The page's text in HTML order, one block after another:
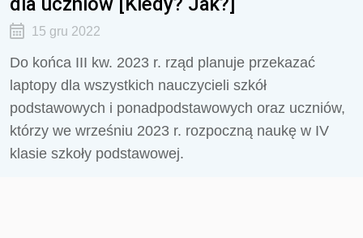
15 gru 2022
Do końca III kw. 2023 r. rząd planuje przekazać
laptopy dla wszystkich nauczycieli szkół
podstawowych i ponadpodstawowych oraz uczniów,
którzy we wrześniu 2023 r. rozpoczną naukę w IV
klasie szkoły podstawowej.